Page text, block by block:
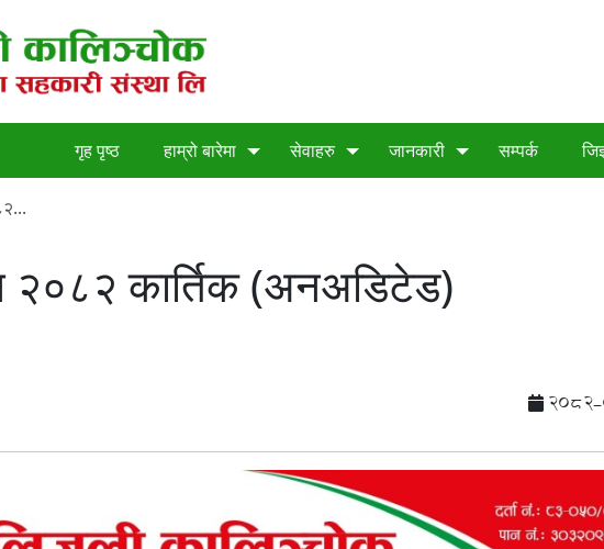
गृह पृष्ठ हाम्रो बारेमा सेवाहरु जानकारी सम्पर्क
२०८२ कार्तिक (अनअडिटेड)